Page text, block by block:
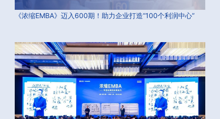
《浓缩EMBA》迈入600期！助力企业打造“100个利润中心”